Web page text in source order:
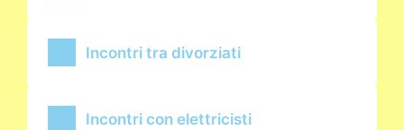
Incontri tra divorziati
Incontri con elettricisti